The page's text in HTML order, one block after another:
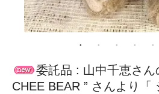
委託品 : 山中千恵さん
CHEE BEAR ” さんより「